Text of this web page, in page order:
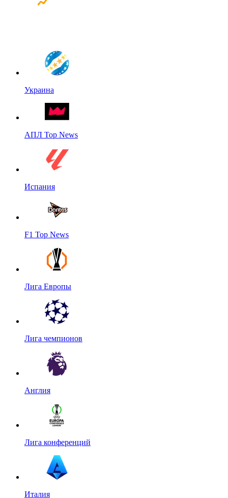
Украина
АПЛ Top News
Испания
F1 Top News
Лига Европы
Лига чемпионов
Англия
Лига конференций
Италия